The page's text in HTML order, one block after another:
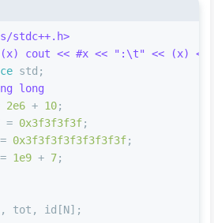
stdc++.h>
cout << #x << ":\t"
<< (x) <<
std;
long
2e6 + 10;
= 0x3f3f3f3f;
0x3f3f3f3f3f3f3f3f;
1e9 + 7;
tot, id[N];